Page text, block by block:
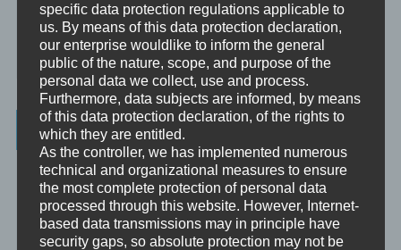
Ausbildung
Ausbildung ist die angepasste Vermittlung von allgemeinem Wissen
und praktischen Fertigkeiten zu diesem Wissen durch eine
erfahrene Person an Klienten.
Wissenswertes
☞ Ablauf einer Beratung
☞ Vertraulichkeitserklärung
☞ Grundlagen für persönliche Entwicklung
specific data protection regulations applicable to
us. By means of this data protection declaration,
our enterprise wouldlike to inform the general
public of the nature, scope, and purpose of the
personal data we collect, use and process.
Furthermore, data subjects are informed, by means
of this data protection declaration, of the rights to
which they are entitled.
As the controller, we has implemented numerous
technical and organizational measures to ensure
the most complete protection of personal data
processed through this website. However, Internet-
based data transmissions may in principle have
security gaps, so absolute protection may not be